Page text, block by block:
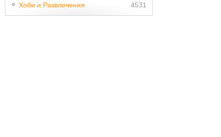
Хоби и Развлечения 4531